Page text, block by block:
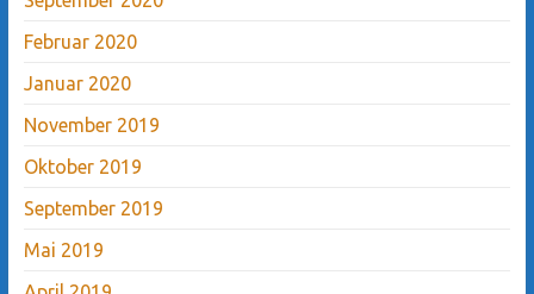
Februar 2020
Januar 2020
November 2019
Oktober 2019
September 2019
Mai 2019